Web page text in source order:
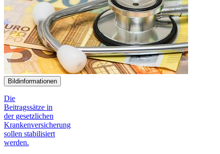
Bildinformationen
Die
Beitragssätze in
der gesetzlichen
Krankenversicherung
sollen stabilisiert
werden.